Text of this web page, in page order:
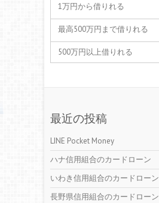
1万円から借りれる
最高500万円まで借りれる
500万円以上借りれる
最近の投稿
LINE Pocket Money
ハナ信用組合のカードローン
いわき信用組合のカードローン
長野県信用組合のカードローン